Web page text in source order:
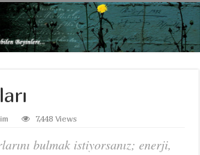
7,448 Views
bulmak istiyorsanız; enerji,